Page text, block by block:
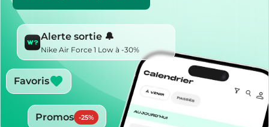
Alerte sortie 🔔
Nike Air Force 1 Low à -30%
Favoris
Promos -25%